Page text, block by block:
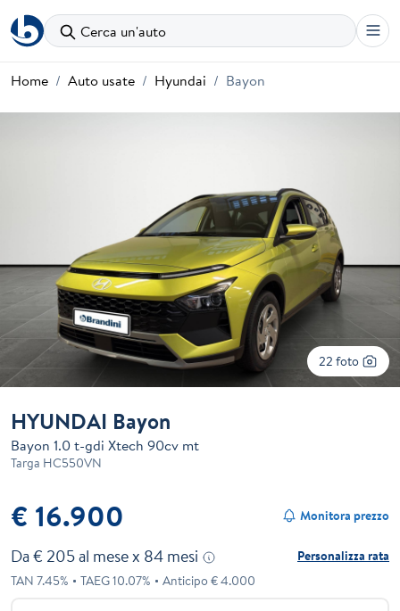
Cerca un'auto
Home Auto usate Hyundai Bayon
22 foto
HYUNDAI Bayon
Bayon 1.0 t-gdi Xtech 90cv mt
Targa HC550VN
€ 16.900 Monitora prezzo
Da € 205al mese x 84 mesi
Personalizza rata
TAN 7.45% TAEG10.07% Anticipo €4.000